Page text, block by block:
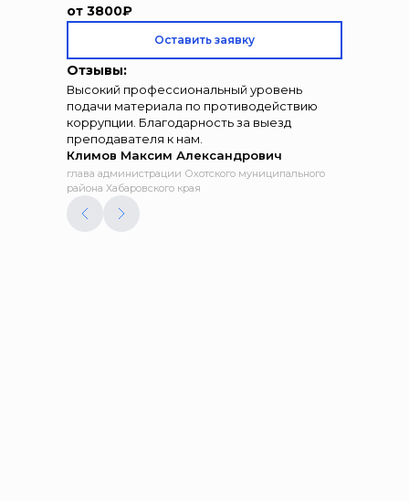
от 3800₽
Оставить заявку
Отзывы:
Высокий профессиональный уровень
подачи материала по противодействию
коррупции. Благодарность за выезд
преподавателя к нам.
Климов Максим Александрович
глава администрации Охотского муниципального
района Хабаровского края